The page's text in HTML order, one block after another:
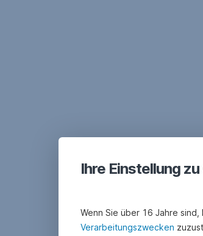
Ihre Einstellung
Wenn Sie über 16 Jahre sind,
Verarbeitungszwecken